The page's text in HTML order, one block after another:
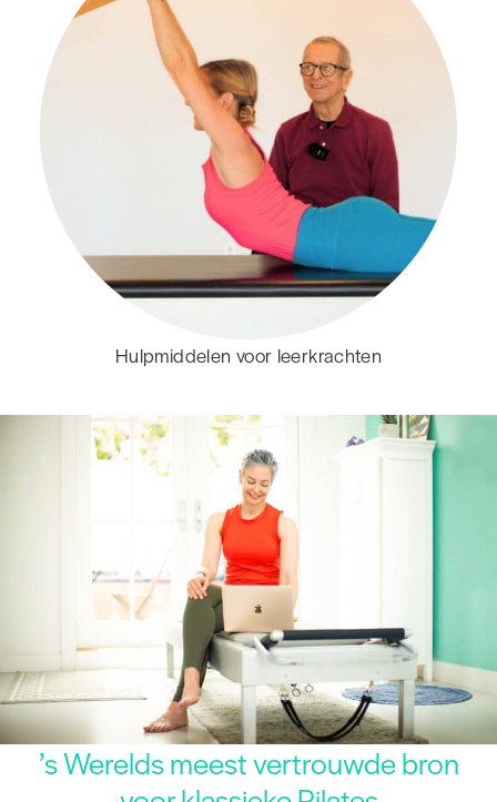
Hulpmiddelen voor leerkrachten
’s Werelds meest vertrouwde bron